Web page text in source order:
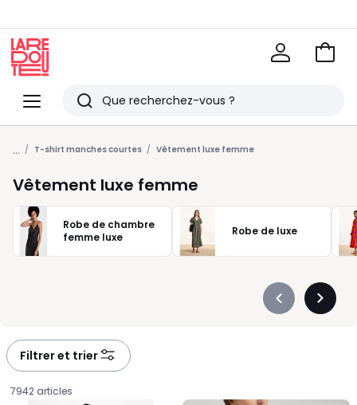
Menu
Redoute
Rechercher
Derniers
articles
vus
Voir
... T-shirt manches courtes Vêtement luxe femme
Vêtement luxe femme
Robe de chambre
femme luxe
Robe de luxe
Précédent
Filtrer et trier
7942 articles